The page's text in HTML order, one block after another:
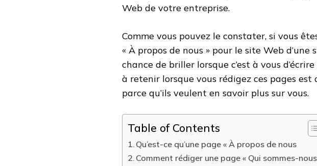
Web de votre entreprise.
Comme vous pouvez le constater, si vous
« À propos de nous » pour le site Web
chance de briller lorsque c’est à vous
à retenir lorsque vous rédigez ces pages est
parce qu’ils veulent en savoir plus sur vous.
Table of Contents
Qu’est-ce qu’une page « À propos de nous
Comment rédiger une page « Qui sommes-